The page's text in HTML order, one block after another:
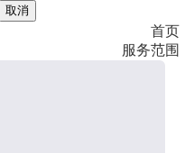
取消
首页
服务范围